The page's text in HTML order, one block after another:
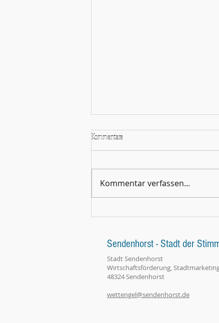
Kommentare
Kommentar verfassen...
Sendenhorst - Stadt der
Stadt Sendenhorst
Wirtschaftsförderung,
48324 Sendenhorst
wettengel@sendenhorst.de